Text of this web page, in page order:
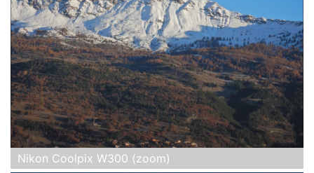
Nikon Coolpix W300 (zoom)